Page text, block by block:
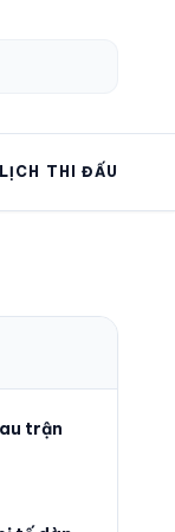
LỊCH THI ĐẤU
trận